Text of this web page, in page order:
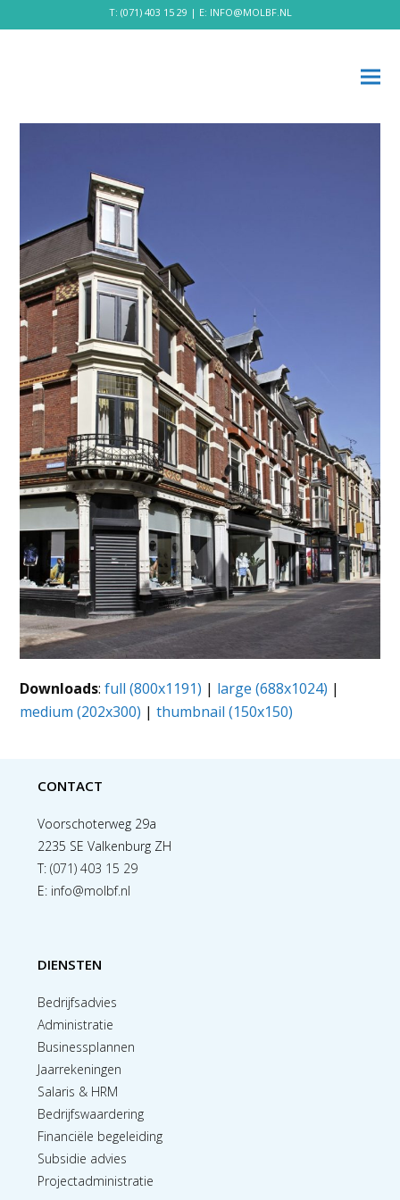
T: (071) 403 15 29 | E: INFO@MOLBF.NL
Downloads:full (800x1191) | large (688x1024) |
medium (202x300) |thumbnail (150x150)
CONTACT
Voorschoterweg 29a
2235 SE Valkenburg ZH
T:(071) 403 15 29
E: info@molbf.nl
DIENSTEN
Bedrijfsadvies
Administratie
Businessplannen
Jaarrekeningen
Salaris & HRM
Bedrijfswaardering
Financiële begeleiding
Subsidie advies
Projectadministratie